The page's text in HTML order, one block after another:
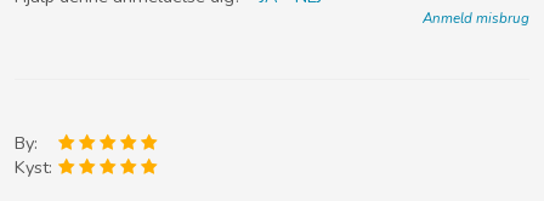
Anmeld misbrug
By:
Kyst: